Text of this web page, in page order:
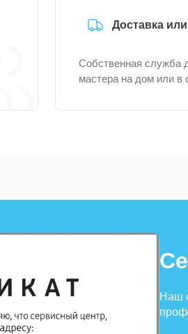
Доставка
Собственная служба
мастера на дом или в
Наш